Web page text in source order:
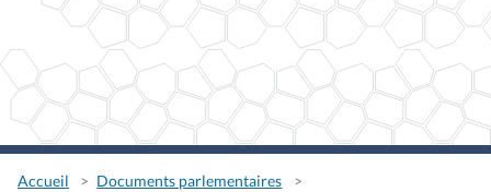
Accueil
Documents parlementaires